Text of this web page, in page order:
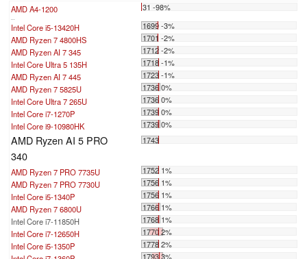
AMD A4-1200 31 -98%
...
Intel Core i5-13420H
1699 -3%
AMD Ryzen 7 4800HS
1701 -2%
AMD Ryzen AI 7 345
1712 -2%
Intel Core Ultra 5 135H
1718 -1%
AMD Ryzen AI 7 445
1723 -1%
AMD Ryzen 7 5825U
1736 0%
Intel Core Ultra 7 265U
1736 0%
Intel Core i7-1270P
1739 0%
Intel Core i9-10980HK
1739 0%
AMD Ryzen AI 5 PRO
340
1743
AMD Ryzen 7 PRO 7735U
1752 1%
AMD Ryzen 7 PRO 7730U
1756 1%
Intel Core i5-1340P
1756 1%
AMD Ryzen 7 6800U
1766 1%
Intel Core i7-11850H
1768 1%
Intel Core i7-12650H
1770 2%
Intel Core i5-1350P
1778 2%
1793 3%